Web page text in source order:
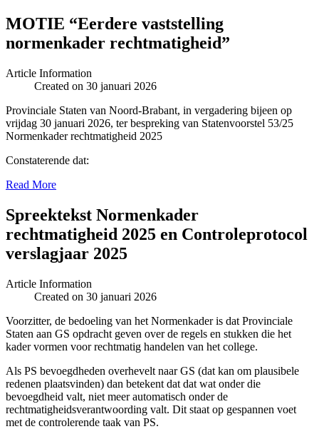
MOTIE “Eerdere vaststelling
normenkader rechtmatigheid”
Article Information
Created on 30 januari 2026
Provinciale Staten van Noord-Brabant, in vergadering bijeen op
vrijdag 30 januari 2026, ter bespreking van Statenvoorstel 53/25
Normenkader rechtmatigheid 2025
Constaterende dat:
Read More
Spreektekst Normenkader
rechtmatigheid 2025 en Controleprotocol
verslagjaar 2025
Article Information
Created on 30 januari 2026
Voorzitter, de bedoeling van het Normenkader is dat Provinciale
Staten aan GS opdracht geven over de regels en stukken die het
kader vormen voor rechtmatig handelen van het college.
Als PS bevoegdheden overhevelt naar GS (dat kan om plausibele
redenen plaatsvinden) dan betekent dat dat wat onder die
bevoegdheid valt, niet meer automatisch onder de
rechtmatigheidsverantwoording valt. Dit staat op gespannen voet
met de controlerende taak van PS.